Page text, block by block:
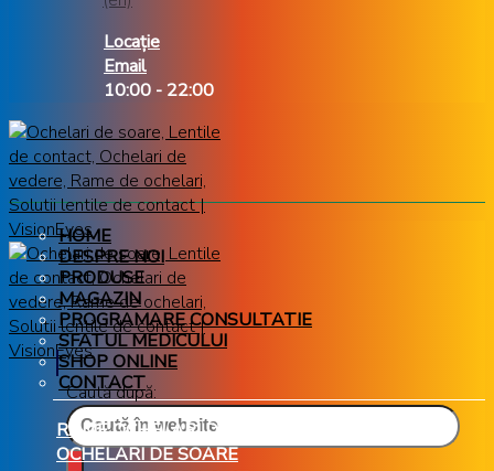
Locație
Email
10:00 - 22:00
Caută după:
HOME
DESPRE NOI
PRODUSE
MAGAZIN
PROGRAMARE CONSULTATIE
SFATUL MEDICULUI
SHOP ONLINE
CONTACT
RAME OCHELARI DE VEDERE
OCHELARI DE SOARE